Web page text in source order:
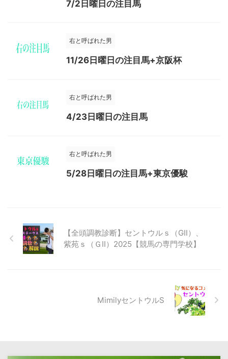
7/2日曜日の注目馬
右と呼ばれた男
11/26日曜日の注目馬+京阪杯
右と呼ばれた男
4/23日曜日の注目馬
右と呼ばれた男
5/28日曜日の注目馬+東京優駿
【全頭調教診断】セントウルｓ（GⅡ）、
紫苑ｓ（ＧⅡ）2025【競馬の専門学校】
MimilyセントウルS